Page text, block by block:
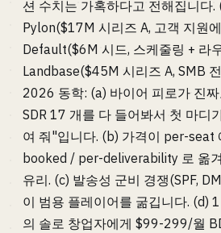
션 수치는 가혹하다고 전해집니다.
Pylon($17M 시리즈 A, 고객 지원
Default($6M 시드, 스케줄링 + 라
Landbase($45M 시리즈 A, SMB
2026 동학: (a) 바이어 피로가 진
SDR 17 개를 다 들어봐서 첫 마디
여 줘"입니다. (b) 가격이 per-seat
booked / per-deliverability 로 옮
유리. (c) 발송성 군비 경쟁(SPF,
이 범용 플레이어를 굶깁니다. (d)
의 솔로 창업자에게 $99-299/월